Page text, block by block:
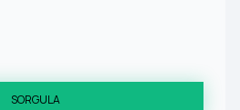
SORGULA